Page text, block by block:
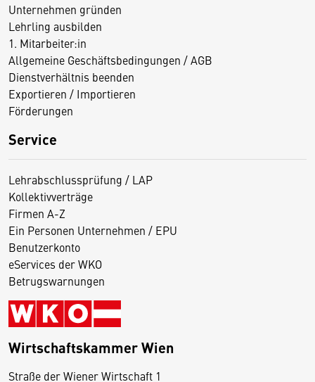
Unternehmen gründen
Lehrling ausbilden
1. Mitarbeiter:in
Allgemeine Geschäftsbedingungen / AGB
Dienstverhältnis beenden
Exportieren / Importieren
Förderungen
Service
Lehrabschlussprüfung / LAP
Kollektivverträge
Firmen A-Z
Ein Personen Unternehmen / EPU
Benutzerkonto
eServices der WKO
Betrugswarnungen
Wirtschaftskammer Wien
Straße der Wiener Wirtschaft 1